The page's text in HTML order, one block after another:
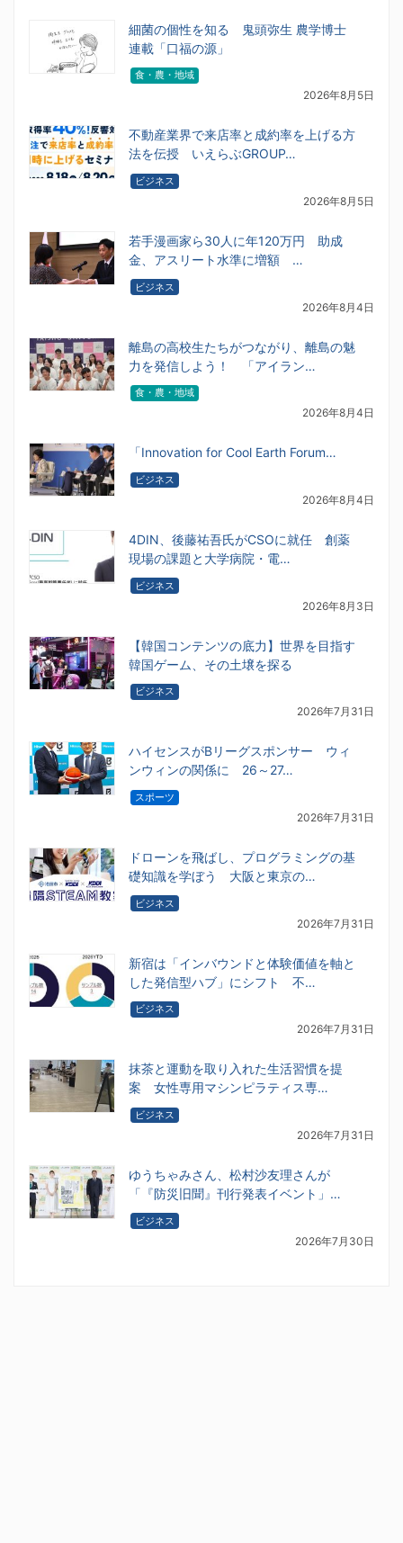
細菌の個性を知る 鬼頭弥生 農学博士
連載「口福の源」
食・農・地域
2026年8月5日
不動産業界で来店率と成約率を上げる方
法を伝授 いえらぶGROUP…
ビジネス
2026年8月5日
若手漫画家ら30人に年120万円 助成
金、アスリート水準に増額 …
ビジネス
2026年8月4日
離島の高校生たちがつながり、離島の魅
力を発信しよう！ 「アイラン…
食・農・地域
2026年8月4日
「Innovation for Cool Earth Forum…
ビジネス
2026年8月4日
4DIN、後藤祐吾氏がCSOに就任 創薬
現場の課題と大学病院・電…
ビジネス
2026年8月3日
【韓国コンテンツの底力】世界を目指す
韓国ゲーム、その土壌を探る
ビジネス
2026年7月31日
ハイセンスがBリーグスポンサー ウィ
ンウィンの関係に 26～27…
スポーツ
2026年7月31日
ドローンを飛ばし、プログラミングの基
礎知識を学ぼう 大阪と東京の…
ビジネス
2026年7月31日
新宿は「インバウンドと体験価値を軸と
した発信型ハブ」にシフト 不…
ビジネス
2026年7月31日
抹茶と運動を取り入れた生活習慣を提
案 女性専用マシンピラティス専…
ビジネス
2026年7月31日
ゆうちゃみさん、松村沙友理さんが
「『防災旧聞』刊行発表イベント」…
ビジネス
2026年7月30日